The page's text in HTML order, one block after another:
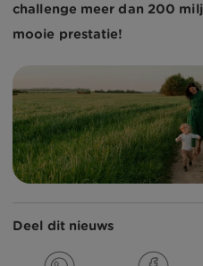
challenge meer dan 200
mooie prestatie!
Deel dit nieuws